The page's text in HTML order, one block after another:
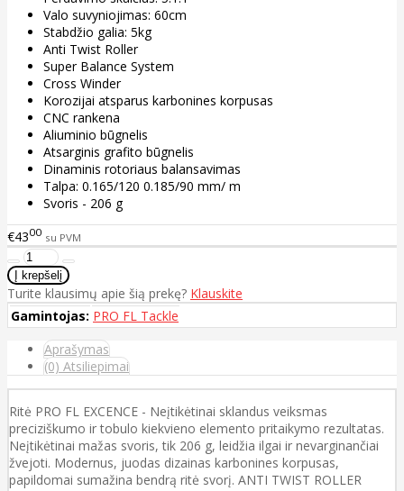
Valo suvyniojimas: 60cm
Stabdžio galia: 5kg
Anti Twist Roller
Super Balance System
Cross Winder
Korozijai atsparus karbonines korpusas
CNC rankena
Aliuminio būgnelis
Atsarginis grafito būgnelis
Dinaminis rotoriaus balansavimas
Talpa: 0.165/120 0.185/90 mm/ m
Svoris - 206 g
€4300 su PVM
Turite klausimų apie šią prekę? Klauskite
Gamintojas: PRO FL Tackle
Aprašymas
(0) Atsiliepimai
Ritė PRO FL EXCENCE - Neįtikėtinai sklandus veiksmas
preciziškumo ir tobulo kiekvieno elemento pritaikymo rezultatas.
Neįtikėtinai mažas svoris, tik 206 g, leidžia ilgai ir nevarginančiai
žvejoti. Modernus, juodas dizainas karbonines korpusas,
papildomai sumažina bendrą ritė svorį. ANTI TWIST ROLLER